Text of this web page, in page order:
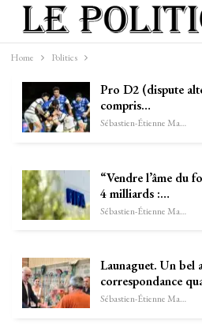
Home Politics
Pro D2 (dispute
compris…
Sébastien-Étienne Marechal
“Vendre l’âme du
4 milliards :…
Sébastien-Étienne Marechal
Launaguet. Un bel
correspondance
Sébastien-Étienne Marechal